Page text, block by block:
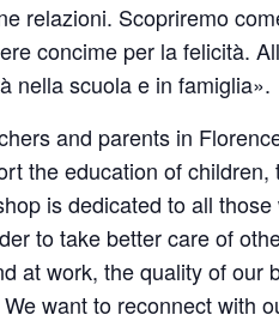
relazioni. Scopriremo
concime per la felicità.
nella scuola e in famiglia».
and parents in
the education of children,
is dedicated to all
to take better care of
at work, the quality of our
want to reconnect with